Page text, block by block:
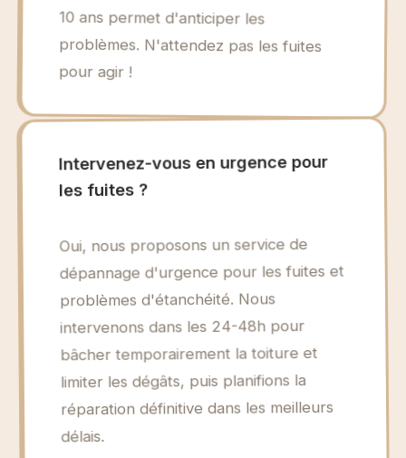
10 ans permet d'anticiper les
pour agir !
Intervenez-vous en urgence pour
les fuites ?
Oui, nous proposons un service de
dépannage d'urgence pour les fuites et
problèmes d'étanchéité. Nous
intervenons dans les 24-48h pour
bâcher temporairement la toiture et
limiter les dégâts, puis planifions la
réparation définitive dans les meilleurs
délais.